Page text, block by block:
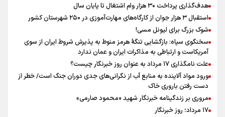
هدف‌گذاری پرداخت ۳۰ هزار وام اشتغال تا پایان سال
استقبال ۳ هزار جوان از کارگاه‌های مهارت‌آموزی در ۲۵۰ شهرستان کشور
شوک بزرگ برای لیونل مسی!
سخنگوی سپاه: بازگشایی تنگۀ هرمز منوط به پذیرش شروط ایران از سوی
آمریکاست و ارتباطی به مذاکرات ایران و عمان ندارد
علت نامگذاری ۱۷ مرداد به عنوان روز خبرنگار چیست؟
ورود مواد آلاینده به منابع آب از نگرانی‌های جدی دوران جنگ است/ خطر از
دست رفتن باروری خاک
مروری بر زندگینامه خبرنگار شهید «محمود صارمی»
۱۷ مرداد؛ روز خبرنگار